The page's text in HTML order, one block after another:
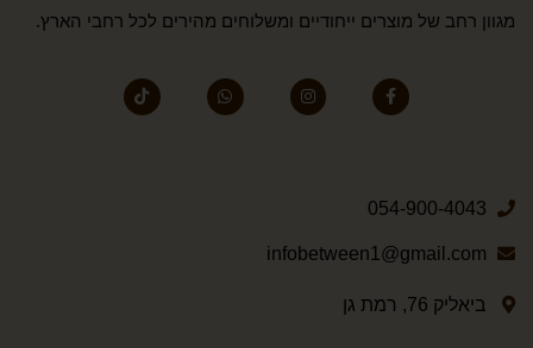
מגוון רחב של מוצרים ייחודיים ומשלוחים מהירים לכל רחבי הארץ.
054-900-4043
infobetween1@gmail.com
ביאליק 76, רמת גן